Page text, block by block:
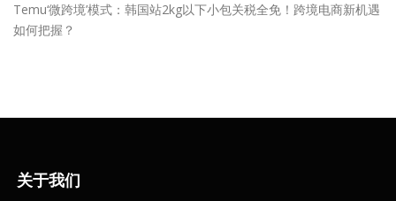
Temu‘微跨境’模式：韩国站2kg以下小包关税全免！跨境电商新机遇
如何把握？
关于我们